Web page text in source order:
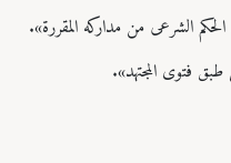
الشرعی من مداركه المقررة».
طبق فتوی المجتهد».